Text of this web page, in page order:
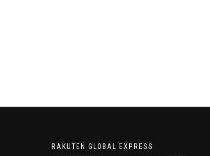
RAKUTEN GLOBAL EXPRESS